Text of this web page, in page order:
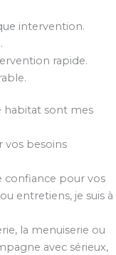
intervention.
rapide.
habitat sont mes
vos besoins
confiance pour vos
entretiens, je suis à
la menuiserie ou
avec sérieux,